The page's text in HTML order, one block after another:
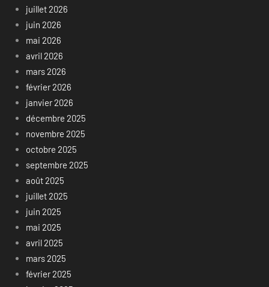
juillet 2026
juin 2026
mai 2026
avril 2026
mars 2026
février 2026
janvier 2026
décembre 2025
novembre 2025
octobre 2025
septembre 2025
août 2025
juillet 2025
juin 2025
mai 2025
avril 2025
mars 2025
février 2025